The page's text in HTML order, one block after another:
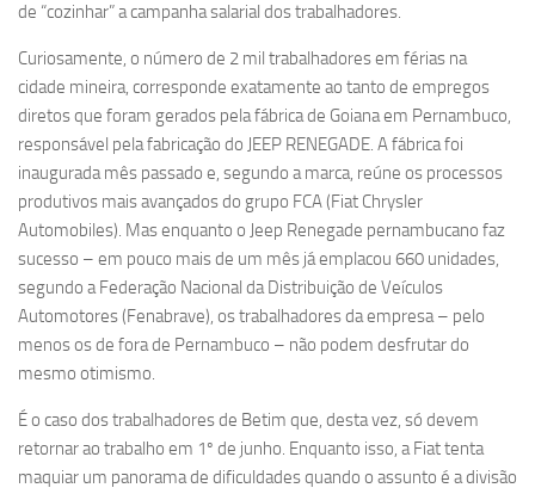
de “cozinhar” a campanha salarial dos trabalhadores.
Curiosamente, o número de 2 mil trabalhadores em férias na
cidade mineira, corresponde exatamente ao tanto de empregos
diretos que foram gerados pela fábrica de Goiana em Pernambuco,
responsável pela fabricação do JEEP RENEGADE. A fábrica foi
inaugurada mês passado e, segundo a marca, reúne os processos
produtivos mais avançados do grupo FCA (Fiat Chrysler
Automobiles). Mas enquanto o Jeep Renegade pernambucano faz
sucesso – em pouco mais de um mês já emplacou 660 unidades,
segundo a Federação Nacional da Distribuição de Veículos
Automotores (Fenabrave), os trabalhadores da empresa – pelo
menos os de fora de Pernambuco – não podem desfrutar do
mesmo otimismo.
É o caso dos trabalhadores de Betim que, desta vez, só devem
retornar ao trabalho em 1º de junho. Enquanto isso, a Fiat tenta
maquiar um panorama de dificuldades quando o assunto é a divisão